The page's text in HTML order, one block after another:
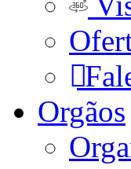
Orgãos